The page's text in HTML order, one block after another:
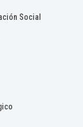
Social